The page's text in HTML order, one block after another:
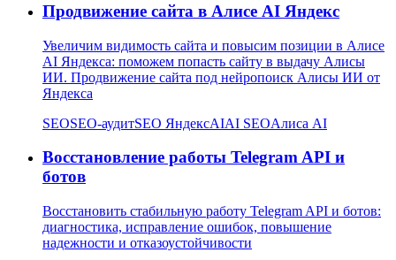
Продвижение сайта в Алисе AI Яндекс
Увеличим видимость сайта и повысим позиции в Алисе
AI Яндекса: поможем попасть сайту в выдачу Алисы
ИИ. Продвижение сайта под нейропоиск Алисы ИИ от
Яндекса
SEOSEO-аудитSEO ЯндексAIAI SEOАлиса AI
Восстановление работы Telegram API и
ботов
Восстановить стабильную работу Telegram API и ботов:
диагностика, исправление ошибок, повышение
надежности и отказоустойчивости